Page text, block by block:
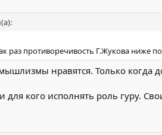
раз противоречивость Г.Жукова ниже по
нравятся. Только когда
для кого исполнять роль гуру.